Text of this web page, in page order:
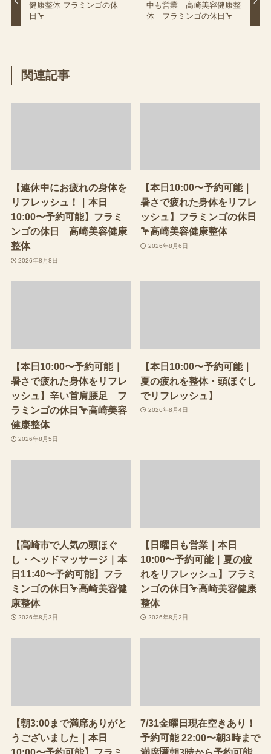
健康整体 フラミンゴの休
日🦩
中も営業 高崎美容健康整
体 フラミンゴの休日🦩
関連記事
【連休中にお疲れの身体を
リフレッシュ！｜本日
10:00〜予約可能】フラミ
ンゴの休日 高崎美容健康
整体
2026年8月8日
【本日10:00〜予約可能｜
暑さで疲れた身体をリフレ
ッシュ】フラミンゴの休日
🦩高崎美容健康整体
2026年8月6日
【本日10:00〜予約可能｜
暑さで疲れた身体をリフレ
ッシュ】辛い首肩腰足 フ
ラミンゴの休日🦩高崎美容
健康整体
2026年8月5日
【本日10:00〜予約可能｜
夏の疲れを整体・頭ほぐし
でリフレッシュ】
2026年8月4日
【高崎市で人気の頭ほぐ
し・ヘッドマッサージ｜本
日11:40〜予約可能】フラ
ミンゴの休日🦩高崎美容健
康整体
2026年8月3日
【日曜日も営業｜本日
10:00〜予約可能｜夏の疲
れをリフレッシュ】フラミ
ンゴの休日🦩高崎美容健康
整体
2026年8月2日
【朝3:00まで満席ありがと
うございました｜本日
7/31金曜日現在空きあり！
予約可能 22:00〜朝3時まで